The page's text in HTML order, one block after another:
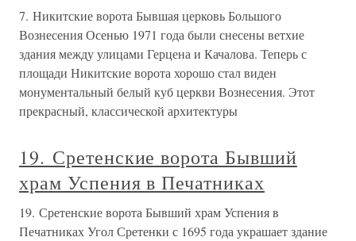
7. Никитские ворота Бывшая церковь Большого
Вознесения Осенью 1971 года были снесены ветхие
здания между улицами Герцена и Качалова. Теперь с
площади Никитские ворота хорошо стал виден
монументальный белый куб церкви Вознесения. Этот
прекрасный, классической архитектуры
19. Сретенские ворота Бывший
храм Успения в Печатниках
19. Сретенские ворота Бывший храм Успения в
Печатниках Угол Сретенки с 1695 года украшает здание